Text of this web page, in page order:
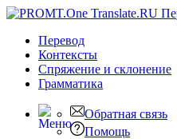
Перевод
Контексты
Спряжение и склонение
Грамматика
Обратная связь
Помощь